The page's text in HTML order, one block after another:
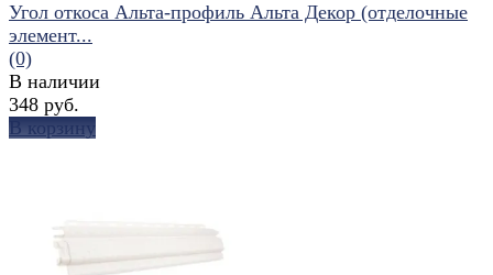
Угол откоса Альта-профиль Альта Декор (отделочные
элемент...
(0)
В наличии
348 руб.
В корзину